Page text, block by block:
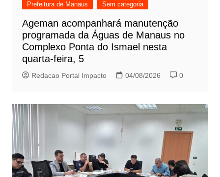
Prefeitura de Manaus Sem categoria
Ageman acompanhará manutenção
programada da Águas de Manaus no
Complexo Ponta do Ismael nesta
quarta-feira, 5
Redacao Portal Impacto 04/08/2026 0